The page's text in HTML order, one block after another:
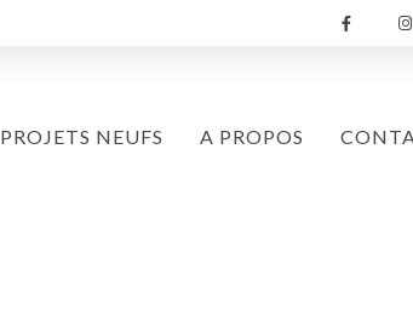
PROJETS NEUFS A PROPOS